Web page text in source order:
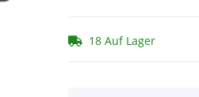
18 Auf Lager